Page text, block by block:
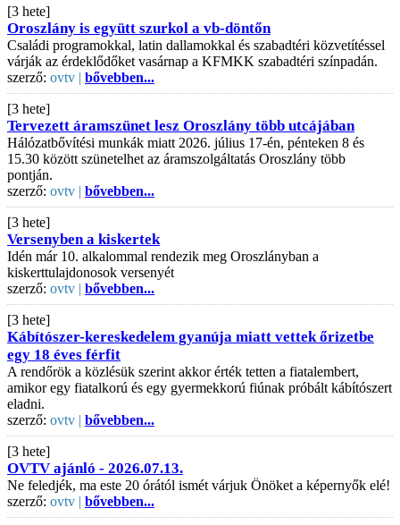
[3 hete]
Oroszlány is együtt szurkol a vb-döntőn
Családi programokkal, latin dallamokkal és szabadtéri közvetítéssel
várják az érdeklődőket vasárnap a KFMKK szabadtéri színpadán.
szerző: ovtv | bővebben...
[3 hete]
Tervezett áramszünet lesz Oroszlány több utcájában
Hálózatbővítési munkák miatt 2026. július 17-én, pénteken 8 és
15.30 között szünetelhet az áramszolgáltatás Oroszlány több
pontján.
szerző: ovtv | bővebben...
[3 hete]
Versenyben a kiskertek
Idén már 10. alkalommal rendezik meg Oroszlányban a
kiskerttulajdonosok versenyét
szerző: ovtv | bővebben...
[3 hete]
Kábítószer-kereskedelem gyanúja miatt vettek őrizetbe
egy 18 éves férfit
A rendőrök a közlésük szerint akkor érték tetten a fiatalembert,
amikor egy fiatalkorú és egy gyermekkorú fiúnak próbált kábítószert
eladni.
szerző: ovtv | bővebben...
[3 hete]
OVTV ajánló - 2026.07.13.
Ne feledjék, ma este 20 órától ismét várjuk Önöket a képernyők elé!
szerző: ovtv | bővebben...